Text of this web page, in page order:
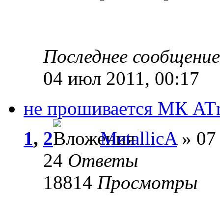
Последнее
04 июл 2011, 00:17
не прошивается МК
1, 2 MetallicA» 07
24 Ответы
18814 Просмотры